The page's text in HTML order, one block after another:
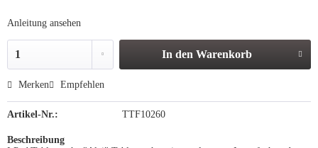
Anleitung ansehen
In den Warenkorb
Merken Empfehlen
Artikel-Nr.: TTF10260
Beschreibung